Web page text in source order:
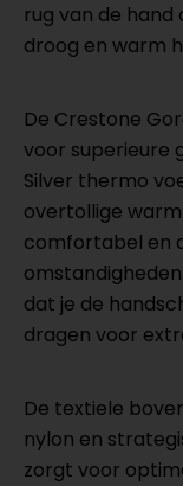
rug van de
droog en warm
De Crestone
voor superieure
Silver thermo
overtollige
comfortabel en
dat je de
dragen voor
De textiele
nylon en
zorgt voor